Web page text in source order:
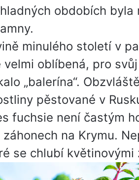
obdobích byla
minulého století v
velmi oblíbená, pro
„balerína“.
pěstované v
fuchsie není častým
na Krymu.
se chlubí květinovými